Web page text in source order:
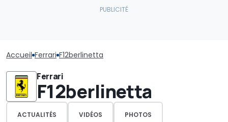
Accueil Ferrari F12berlinetta
Ferrari
F12berlinetta
ACTUALITÉS VIDÉOS PHOTOS